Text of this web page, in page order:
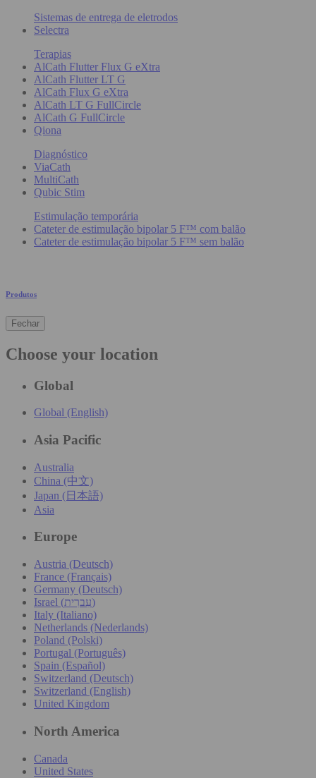
Sistemas de entrega de eletrodos
Selectra
Terapias
AlCath Flutter Flux G eXtra
AlCath Flutter LT G
AlCath Flux G eXtra
AlCath LT G FullCircle
AlCath G FullCircle
Qiona
Diagnóstico
ViaCath
MultiCath
Qubic Stim
Estimulação temporária
Cateter de estimulação bipolar 5 F™ com balão
Cateter de estimulação bipolar 5 F™ sem balão
Produtos
Fechar
Choose your location
Global
Global (English)
Asia Pacific
Australia
China (中文)
Japan (日本語)
Asia
Europe
Austria (Deutsch)
France (Français)
Germany (Deutsch)
Israel (עִברִית)
Italy (Italiano)
Netherlands (Nederlands)
Poland (Polski)
Portugal (Português)
Spain (Español)
Switzerland (Deutsch)
Switzerland (English)
United Kingdom
North America
Canada
United States